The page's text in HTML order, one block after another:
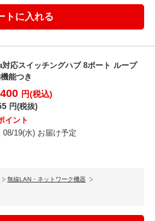
対応スイッチングハブ 8ポート ループ
能つき
円(税込)
円(税抜)
イント
08/19(水) お届け予定
無線LAN・ネットワーク機器